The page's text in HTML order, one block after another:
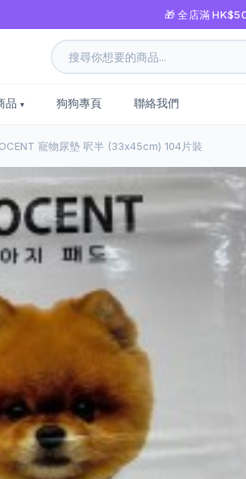
🎁 全店滿
品 狗狗專頁 聯絡我們
寵物尿墊 呎半 (33x45cm) 104片裝